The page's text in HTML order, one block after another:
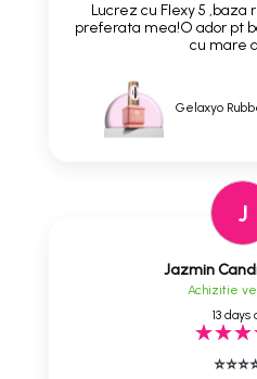
Lucrez cu Flexy 5 ,baza
preferata mea!O ador pt
cu mare
Gelaxyo
J
Jazmin
Achizitie
13 days